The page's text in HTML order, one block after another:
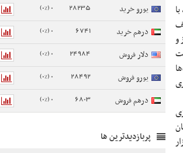
و
یورو خرید 28235
0 (0%)
درهم خرید 6741
0 (0%)
دلار فروش 24984
0 (0%)
یورو فروش 28492
0 (0%)
درهم فروش 6803
0 (0%)
پربازدیدترین ها